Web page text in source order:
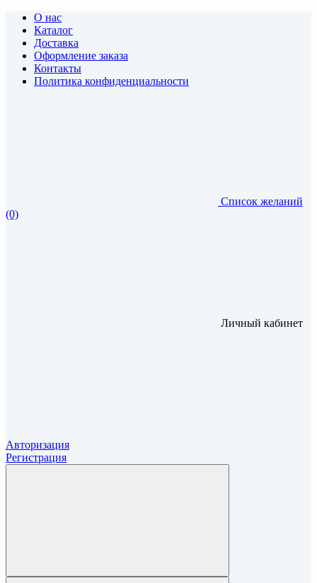
О нас
Каталог
Доставка
Оформление заказа
Контакты
Политика конфиденциальности
Список желаний
(0)
Личный кабинет
Авторизация
Регистрация